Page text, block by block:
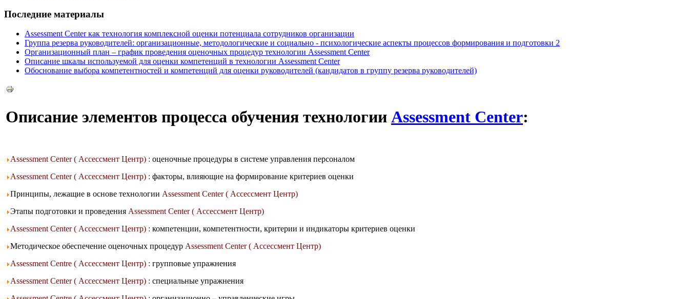
Последние материалы
Assessment Center как технология комплексной оценки потенциала сотрудников организации
Группа резерва руководителей: организационные, методологические и социально - психологические аспекты процессов формирования и подготовки 2
Организационный план – график проведения оценочных процедур технологии Assessment Center
Описание шкалы используемой для оценки компетенций в технологии Assessment Center
Обоснование выбора компетентностей и компетенций для оценки руководителей (кандидатов в группу резерва руководителей)
Описание элементов процесса обучения технологии Assessment Center:
Assessment Center ( Ассессмент Центр) : оценочные процедуры в системе управления персоналом
Assessment Center ( Ассессмент Центр) : факторы, влияющие на формирование критериев оценки
Принципы, лежащие в основе технологии Assessment Center ( Ассессмент Центр)
Этапы подготовки и проведения Assessment Center ( Ассессмент Центр)
Assessment Center ( Ассессмент Центр) : компетенции, компетентности, критерии и индикаторы критериев оценки
Методическое обеспечение оценочных процедур Assessment Center ( Ассессмент Центр)
Assessment Centre ( Ассессмент Центр) : групповые упражнения
Assessment Center ( Ассессмент Центр) : специальные упражнения